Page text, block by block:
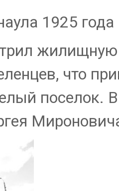
1925 года
что
поселок.